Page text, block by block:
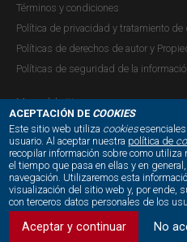
un aumento la actividad
particularmente en...
Boletín Económico
EjeCafetero, II
Publicación |VIERNES, 4 DE
La economía del Eje
trimestre de 2020, frente al
anterior, por efecto del
actividades, como la
ACEPTACIÓN DE COOKIES
Este sitio web utiliza cookies
usuario. Al aceptar nuestra política de
recopilar información sobre como
el tiempo que pasa en ellas y en
navegación. Utilizaremos esta
visualización del sitio web y, por ende,
con terceros datos personales de los
Aceptar y continuar No
Términos y condiciones
Política de privacidad y tratamiento de
Políticas de derechos de autor y
Políticas de seguridad de la
Mapa del sitio
NUESTRAS